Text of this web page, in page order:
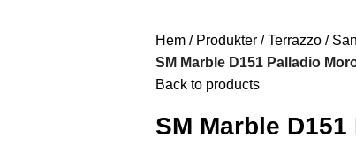
Hem Produkter Terrazzo
SM Marble D151 Palladio
Back to products
SM Marble